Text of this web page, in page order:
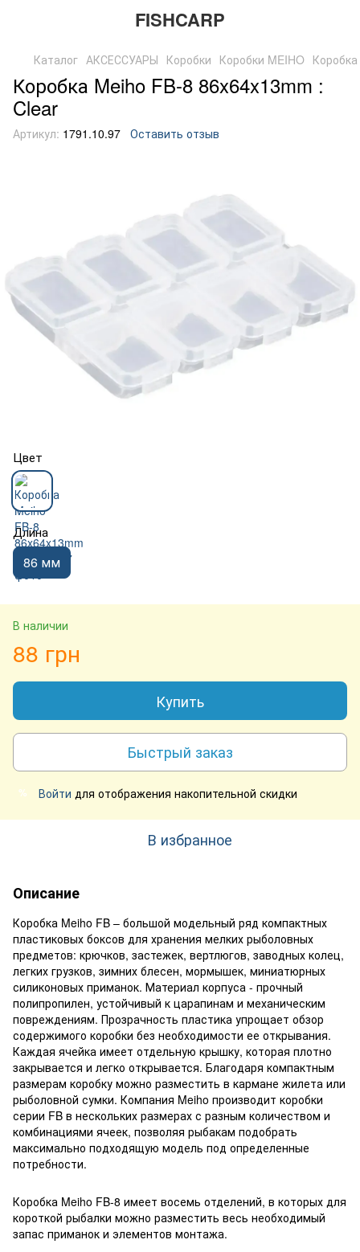
FISHCARP
Каталог АКСЕССУАРЫ Коробки Коробки MEIHO
Коробка Meiho FB-8 86x64x13mm :
Clear
Артикул: 1791.10.97 Оставить отзыв
Цвет
Длина
86 мм
В наличии
88 грн
Купить
Быстрый заказ
% Войти для отображения накопительной скидки
В избранное
Описание
Коробка Meiho FB – большой модельный ряд компактных
пластиковых боксов для хранения мелких рыболовных
предметов: крючков, застежек, вертлюгов, заводных колец,
легких грузков, зимних блесен, мормышек, миниатюрных
силиконовых приманок. Материал корпуса - прочный
полипропилен, устойчивый к царапинам и механическим
повреждениям. Прозрачность пластика упрощает обзор
содержимого коробки без необходимости ее открывания.
Каждая ячейка имеет отдельную крышку, которая плотно
закрывается и легко открывается. Благодаря компактным
размерам коробку можно разместить в кармане жилета или
рыболовной сумки. Компания Meiho производит коробки
серии FB в нескольких размерах с разным количеством и
комбинациями ячеек, позволяя рыбакам подобрать
максимально подходящую модель под определенные
потребности.
Коробка Meiho FB-8 имеет восемь отделений, в которых для
короткой рыбалки можно разместить весь необходимый
запас приманок и элементов монтажа.